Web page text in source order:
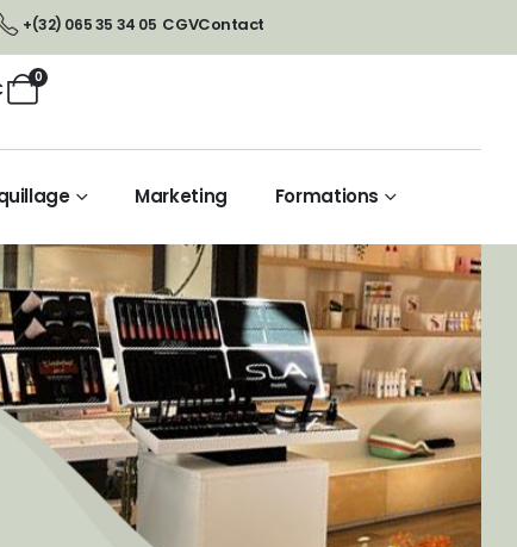
+(32) 065 35 34 05 CGVContact
0
Marketing Formations